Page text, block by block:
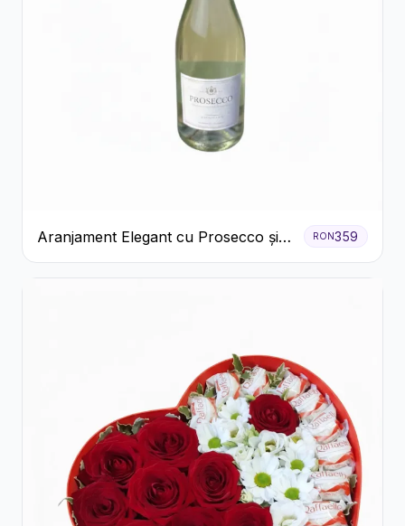
Aranjament Elegant cu Prosecco și
Flori Galbene.
RON359